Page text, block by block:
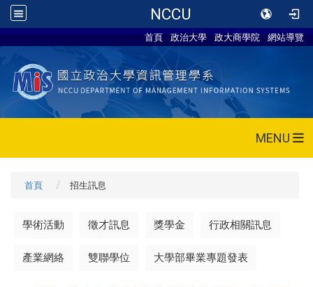
NCCU
首頁 政治大學 政大商學院 網站導覽
MENU
首頁 招生訊息
學術活動 徵才訊息 獎學金 行政相關訊息
產業網絡 雙聯學位 大學部畢業專題發表